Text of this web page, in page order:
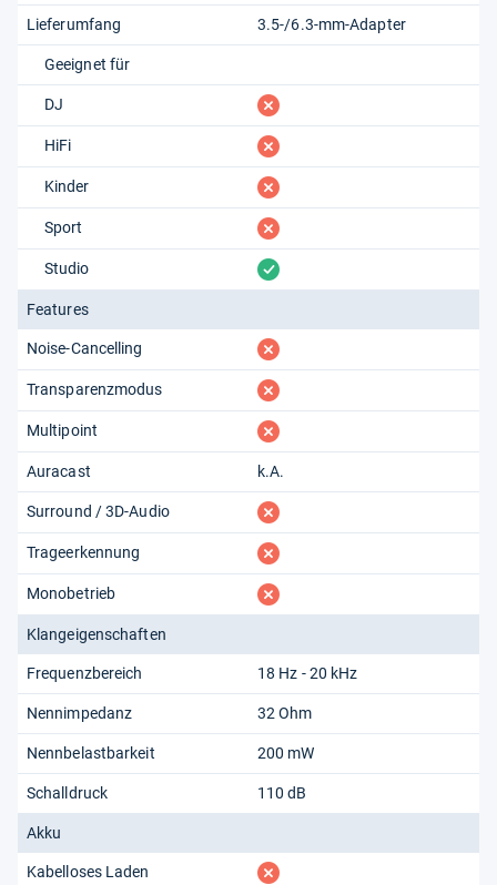
Lieferumfang 3.5-/6.3-mm-Adapter
Geeignet für
DJ fehlt
HiFi fehlt
Kinder fehlt
Sport fehlt
Studio vorhanden
Features
Noise-Cancelling fehlt
Transparenzmodus fehlt
Multipoint fehlt
Auracast k.A.
Surround / 3D-Audio fehlt
Trageerkennung fehlt
Monobetrieb fehlt
Klangeigenschaften
Frequenzbereich 18 Hz - 20 kHz
Nennimpedanz 32 Ohm
Nennbelastbarkeit 200 mW
Schalldruck 110 dB
Akku
Kabelloses Laden fehlt